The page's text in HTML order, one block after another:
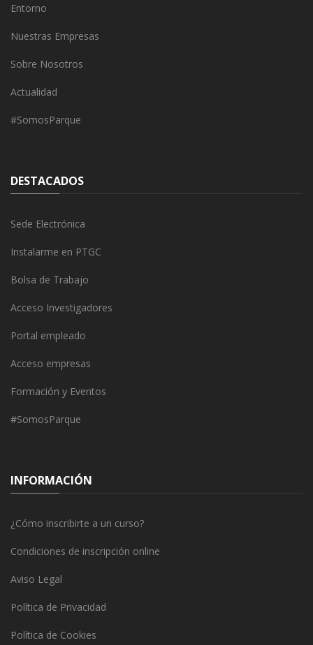
Entorno
Nuestras Empresas
Sobre Nosotros
Actualidad
#SomosParque
DESTACADOS
Sede Electrónica
Instalarme en PTGC
Bolsa de Trabajo
Acceso Investigadores
Portal empleado
Acceso empresas
Formación y Eventos
#SomosParque
INFORMACIÓN
¿Cómo inscribirte a un curso?
Condiciones de inscripción online
Aviso Legal
Política de Privacidad
Política de Cookies